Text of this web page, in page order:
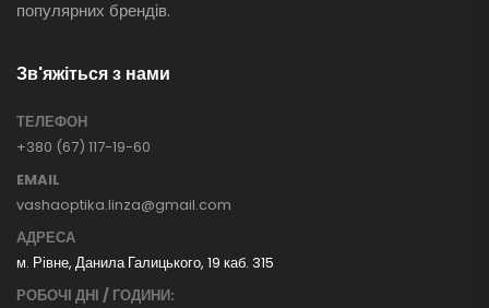
популярних брендів.
Зв'яжіться з нами
ТЕЛЕФОН
+380 (67) 117-19-60
EMAIL
vashaoptika.linza@gmail.com
АДРЕСА
м. Рівне, Данила Галицького, 19 каб. 315
РОБОЧІ ДНІ / ГОДИНИ: